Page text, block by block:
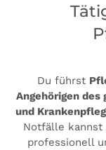
Du führst
Angehörigen
und
Notfälle kannst
professionell